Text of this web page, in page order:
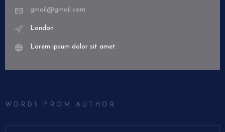
gmail@gmail.com
London
Lorem ipsum dolor sit amet.
WORDS FROM AUTHOR